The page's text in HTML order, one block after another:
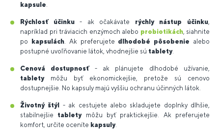
kapsule
Rýchlosť účinku- ak očakávate rýchly nástup účinku
napríklad pri tráviacich enzýmoch alebo probiotikách, siahnite
po kapsulách. Ak preferujete dlhodobé pôsobenie alebo
postupné uvoľňovanie látok, vhodnejšie sú tablety.
Cenová dostupnosť- ak plánujete dlhodobé užívanie,
tabletymôžu byť ekonomickejšie, pretože sú cenovo
dostupnejšie. No kapsuly majú vyššiu ochranu účinných látok.
Životný štýl - ak cestujete alebo skladujete doplnky dlhšie,
stabilnejšie tabletymôžu byť praktickejšie. Ak preferujete
komfort, určite oceníte kapsuly.